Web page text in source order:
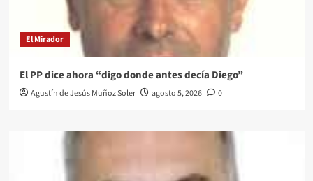
El Mirador
El PP dice ahora “digo donde antes decía Diego”
Agustín de Jesús Muñoz Soler agosto 5, 2026 0